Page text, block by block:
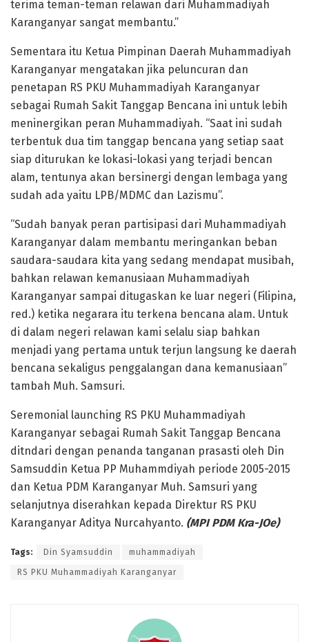
terima teman-teman relawan dari Muhammadiyah
Karanganyar sangat membantu.”
Sementara itu Ketua Pimpinan Daerah Muhammadiyah
Karanganyar mengatakan jika peluncuran dan
penetapan RS PKU Muhammadiyah Karanganyar
sebagai Rumah Sakit Tanggap Bencana ini untuk lebih
meninergikan peran Muhammadiyah. “Saat ini sudah
terbentuk dua tim tanggap bencana yang setiap saat
siap diturukan ke lokasi-lokasi yang terjadi bencan
alam, tentunya akan bersinergi dengan lembaga yang
sudah ada yaitu LPB/MDMC dan Lazismu”.
“Sudah banyak peran partisipasi dari Muhammadiyah
Karanganyar dalam membantu meringankan beban
saudara-saudara kita yang sedang mendapat musibah,
bahkan relawan kemanusiaan Muhammadiyah
Karanganyar sampai ditugaskan ke luar negeri (Filipina,
red.) ketika negarara itu terkena bencana alam. Untuk
di dalam negeri relawan kami selalu siap bahkan
menjadi yang pertama untuk terjun langsung ke daerah
bencana sekaligus penggalangan dana kemanusiaan”
tambah Muh. Samsuri.
Seremonial launching RS PKU Muhammadiyah
Karanganyar sebagai Rumah Sakit Tanggap Bencana
ditndari dengan penanda tanganan prasasti oleh Din
Samsuddin Ketua PP Muhammdiyah periode 2005-2015
dan Ketua PDM Karanganyar Muh. Samsuri yang
selanjutnya diserahkan kepada Direktur RS PKU
Karanganyar Aditya Nurcahyanto. (MPI PDM Kra-JOe)
Tags: Din Syamsuddin muhammadiyah
RS PKU Muhammadiyah Karanganyar